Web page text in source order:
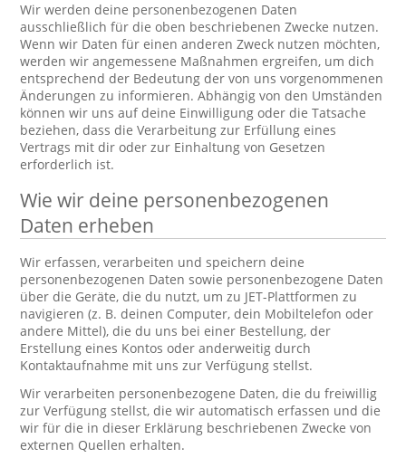
Wir werden deine personenbezogenen Daten
ausschließlich für die oben beschriebenen Zwecke nutzen.
Wenn wir Daten für einen anderen Zweck nutzen möchten,
werden wir angemessene Maßnahmen ergreifen, um dich
entsprechend der Bedeutung der von uns vorgenommenen
Änderungen zu informieren. Abhängig von den Umständen
können wir uns auf deine Einwilligung oder die Tatsache
beziehen, dass die Verarbeitung zur Erfüllung eines
Vertrags mit dir oder zur Einhaltung von Gesetzen
erforderlich ist.
Wie wir deine personenbezogenen
Daten erheben
Wir erfassen, verarbeiten und speichern deine
personenbezogenen Daten sowie personenbezogene Daten
über die Geräte, die du nutzt, um zu JET-Plattformen zu
navigieren (z. B. deinen Computer, dein Mobiltelefon oder
andere Mittel), die du uns bei einer Bestellung, der
Erstellung eines Kontos oder anderweitig durch
Kontaktaufnahme mit uns zur Verfügung stellst.
Wir verarbeiten personenbezogene Daten, die du freiwillig
zur Verfügung stellst, die wir automatisch erfassen und die
wir für die in dieser Erklärung beschriebenen Zwecke von
externen Quellen erhalten.